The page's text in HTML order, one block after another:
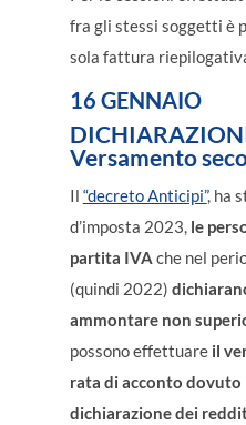
fra gli stessi soggetti è
sola fattura
16 GENNAIO
Versamento
Il “decreto Anticipi”, ha
d’imposta 2023, le
partita IVA che nel
(quindi 2022)
ammontare non
possono effettuare il
rata di acconto dovuto
dichiarazione dei